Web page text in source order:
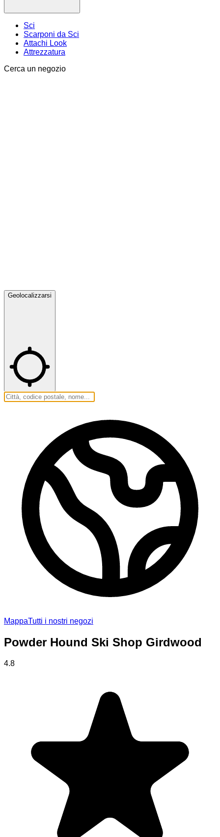
Sci
Scarponi da Sci
Attachi Look
Attrezzatura
Cerca un negozio
Geolocalizzarsi
MappaTutti i nostri negozi
Powder Hound Ski Shop Girdwood
4.8